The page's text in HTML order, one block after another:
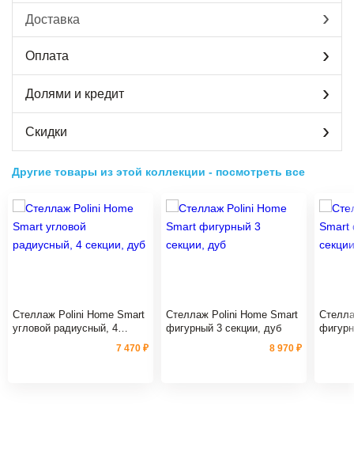
Доставка
Оплата
Долями и кредит
Скидки
Другие товары из этой коллекции - посмотреть все
Стеллаж Polini Home Smart
угловой радиусный, 4
7 470 ₽
Стеллаж Polini Home Smart
фигурный 3 секции, дуб
8 970 ₽